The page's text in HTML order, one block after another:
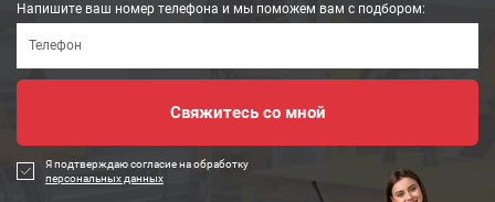
Напишите ваш номер телефона и мы поможем вам с подбором:
Я подтверждаю согласие на обработку
персональных данных